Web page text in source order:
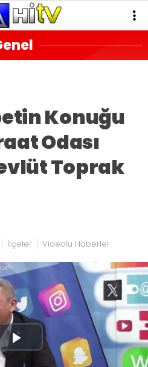
Konuğu
Odası
Toprak
İlçeler Videolu Haberler
Play